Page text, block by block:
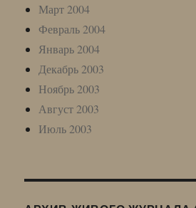
Март 2004
Февраль 2004
Январь 2004
Декабрь 2003
Ноябрь 2003
Август 2003
Июль 2003